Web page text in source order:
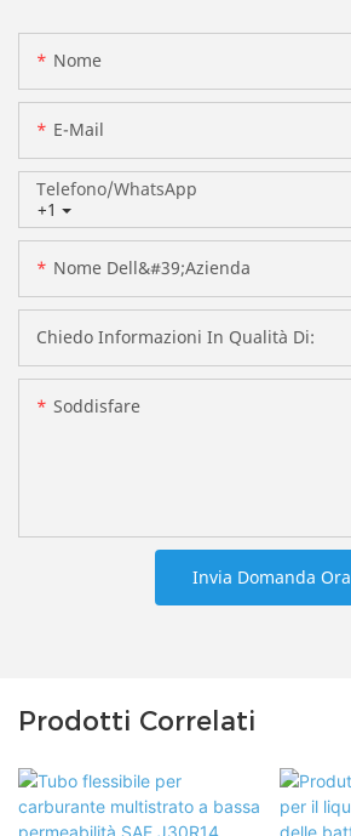
Nome
E-Mail
+1
Telefono/WhatsApp
Nome Dell&#39;azienda
Chiedo Informazioni In Qualità Di:
Soddisfare
Invia Domanda Ora
Prodotti Correlati